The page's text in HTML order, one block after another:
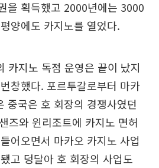
을 획득했고 2000년에는 3000
양에도 카지노를 열었다.
카지노 독점 운영은 끝이 났지
창했다. 포르투갈로부터 마카
중국은 호 회장의 경쟁사였던
즈와 윈리조트에 카지노 면허
어오면서 마카오 카지노 사업
고 덩달아 호 회장의 사업도